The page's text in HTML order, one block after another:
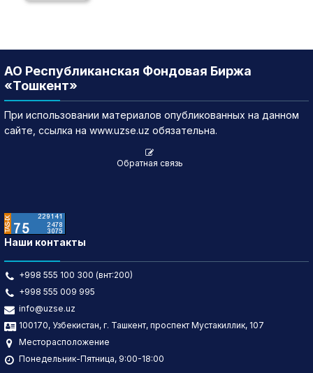
АО Республиканская Фондовая Биржа
«Тошкент»
При использовании материалов опубликованных на данном
сайте, ссылка на www.uzse.uz обязательна.
Обратная связь
Наши контакты
+998 555 100 300 (внт:200)
+998 555 009 995
info@uzse.uz
100170, Узбекистан, г. Ташкент, проспект Мустакиллик, 107
Месторасположение
Понедельник-Пятница, 9:00-18:00